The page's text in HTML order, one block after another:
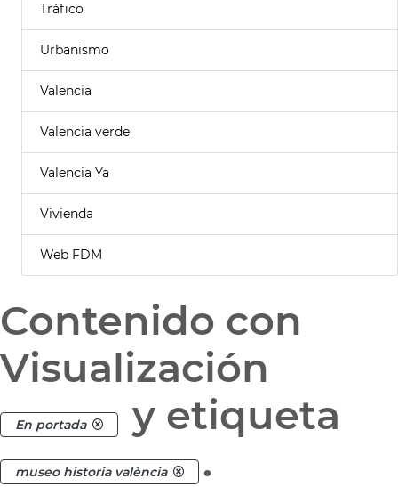
Tráfico
Urbanismo
Valencia
Valencia verde
Valencia Ya
Vivienda
Web FDM
Contenido con
Visualización
En portada y etiqueta
museo historia valència .